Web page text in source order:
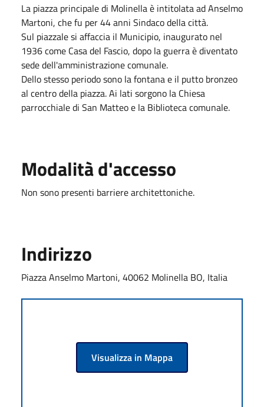
La piazza principale di Molinella è intitolata ad Anselmo
Martoni, che fu per 44 anni Sindaco della città.
Sul piazzale si affaccia il Municipio, inaugurato nel
1936 come Casa del Fascio, dopo la guerra è diventato
sede dell'amministrazione comunale.
Dello stesso periodo sono la fontana e il putto bronzeo
al centro della piazza. Ai lati sorgono la Chiesa
parrocchiale di San Matteo e la Biblioteca comunale.
Modalità d'accesso
Non sono presenti barriere architettoniche.
Indirizzo
Piazza Anselmo Martoni, 40062 Molinella BO, Italia
Visualizza in Mappa